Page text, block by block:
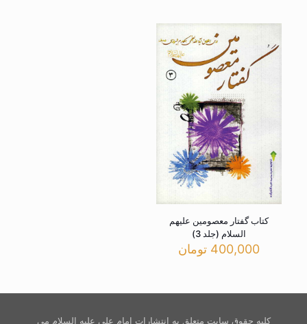
کتاب گفتار معصومین علیهم
السلام (جلد 3)
400,000 تومان
کلیه حقوق سایت متعلق به انتشارات امام علی علیه السلام می